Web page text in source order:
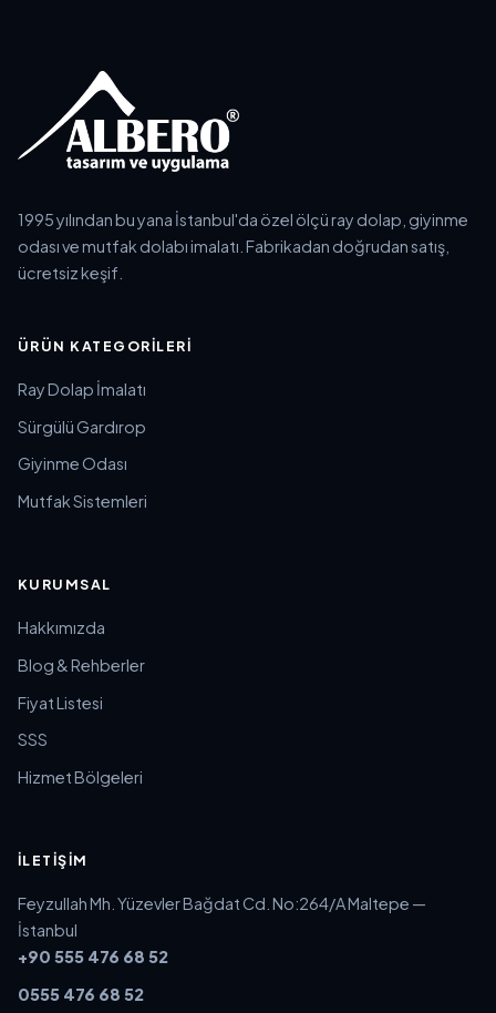
1995 yılından bu yana İstanbul'da özel ölçü ray dolap, giyinme
odası ve mutfak dolabı imalatı. Fabrikadan doğrudan satış,
ücretsiz keşif.
ÜRÜN KATEGORILERI
Ray Dolap İmalatı
Sürgülü Gardırop
Giyinme Odası
Mutfak Sistemleri
KURUMSAL
Hakkımızda
Blog & Rehberler
Fiyat Listesi
SSS
Hizmet Bölgeleri
İLETIŞIM
Feyzullah Mh. Yüzevler Bağdat Cd. No:264/A Maltepe —
İstanbul
+90 555 476 68 52
0555 476 68 52